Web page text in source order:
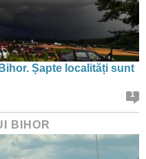
Șapte localități sunt
1
BIHOR